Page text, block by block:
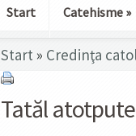
Start Catehisme »
Start » Credinţa
Tatăl